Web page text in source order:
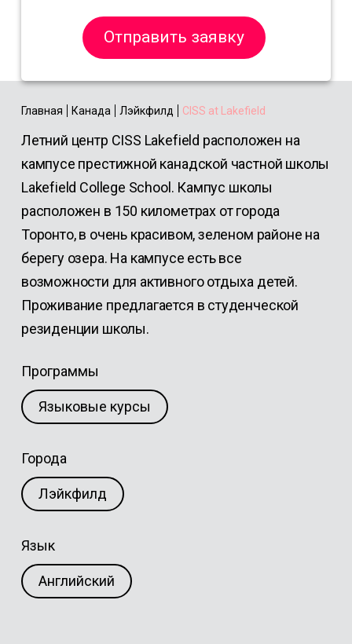
Отправить заявку
Главная Канада Лэйкфилд CISS at Lakefield
Летний центр CISS Lakefield расположен на
кампусе престижной канадской частной школы
Lakefield College School. Кампус школы
расположен в 150 километрах от города
Торонто, в очень красивом, зеленом районе на
берегу озера. На кампусе есть все
возможности для активного отдыха детей.
Проживание предлагается в студенческой
резиденции школы.
Программы
Языковые курсы
Города
Лэйкфилд
Язык
Английский